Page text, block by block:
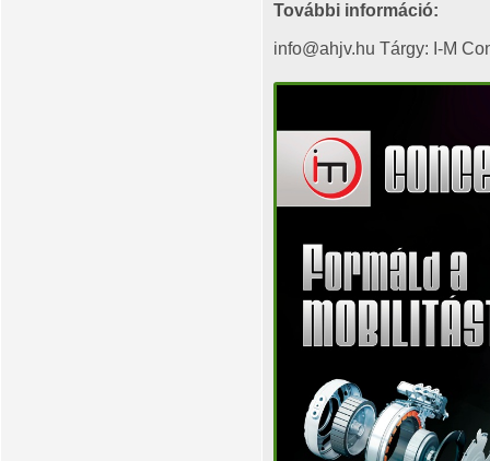
További információ:
info@ahjv.hu Tárgy: I-M